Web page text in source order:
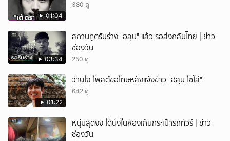
01:04
380 ดู
03:34
สถานทูตรับร่าง "ฮลุน" แล้ว รอส่งกลับไทย | ข่าว
ช่องวัน
250 ดู
01:22
ว่านไฉ โพสต์ขอโทษหลังแจ้งข่าว "ฮลุน โซโล่"
642 ดู
หนุ่มสุดงง ได้นั่งในห้องเก็บกระเป๋ารถทัวร์ | ข่าว
ช่องวัน